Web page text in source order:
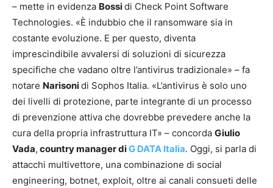
– mette in evidenza Bossidi Check Point Software
Technologies. «È indubbio che il ransomware sia in
costante evoluzione. E per questo, diventa
imprescindibile avvalersi di soluzioni di sicurezza
specifiche che vadano oltre l’antivirus tradizionale» – fa
notare Narisonidi Sophos Italia. «L’antivirus è solo uno
dei livelli di protezione, parte integrante di un processo
di prevenzione attiva che dovrebbe prevedere anche la
cura della propria infrastruttura IT» – concorda Giulio
Vada, country manager diG DATA Italia. Oggi, si parla di
attacchi multivettore, una combinazione di social
engineering, botnet, exploit, oltre ai canali consueti delle